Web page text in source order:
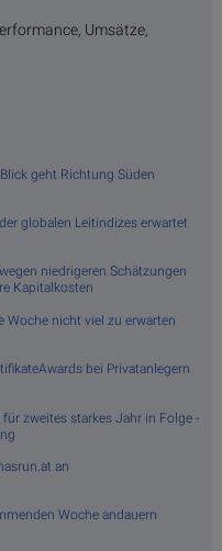
Umsätze,
geht Richtung Süden
globalen Leitindizes erwartet
niedrigeren Schätzungen
Kapitalkosten
Woche nicht viel zu erwarten
bei Privatanlegern
zweites starkes Jahr in Folge -
an
Woche andauern